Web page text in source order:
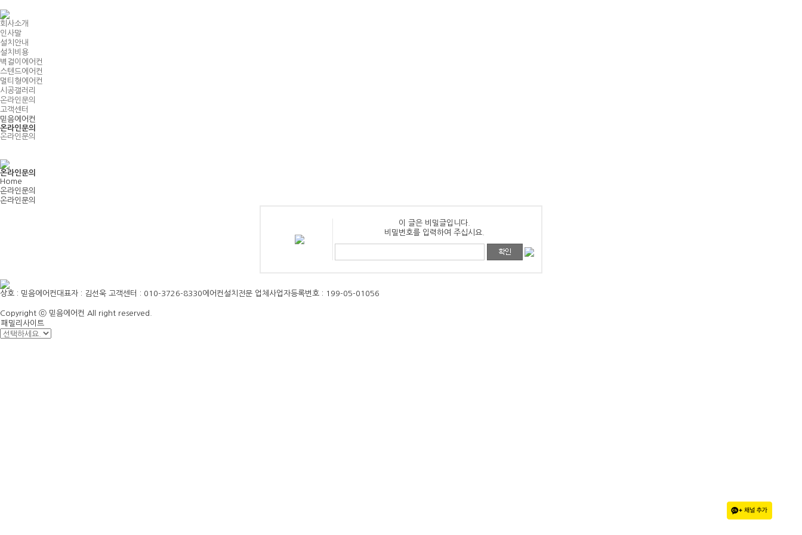
회사소개
인사말
설치안내
설치비용
벽걸이에어컨
스텐드에어컨
멀티형에어컨
시공갤러리
온라인문의
고객센터
믿음에어컨
온라인문의
온라인문의
온라인문의
Home
온라인문의
온라인문의
이 글은 비밀글입니다.
비밀번호를 입력하여 주십시요.
상호 : 믿음에어컨 대표자 : 김선욱 고객센터 : 010-3726-8330에어컨설치전문 업체 사업자등록번호 : 199-05-01056
Copyright ⓒ 믿음에어컨 All right reserved.
패밀리사이트